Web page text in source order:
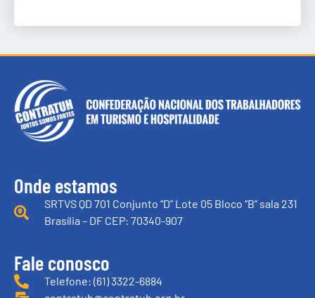
Onde estamos
SRTVS QD 701 Conjunto “D” Lote 05 Bloco “B” sala 231
Brasília – DF CEP: 70340-907
Fale conosco
Telefone: (61) 3322-6884